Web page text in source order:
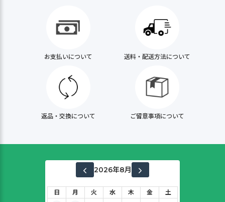
お支払いについて 送料・配送方法について
返品・交換について ご留意事項について
2026年8月
日 月 火 水 木 金
土